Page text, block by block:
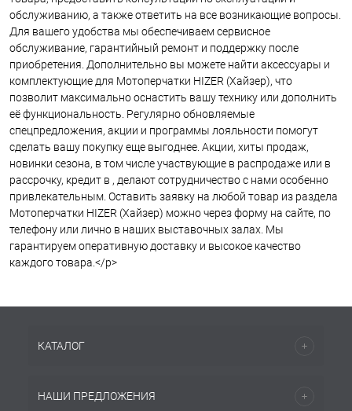
обслуживанию, а также ответить на все возникающие вопросы.
Для вашего удобства мы обеспечиваем сервисное
обслуживание, гарантийный ремонт и поддержку после
приобретения. Дополнительно вы можете найти аксессуары и
комплектующие для Мотоперчатки HIZER (Хайзер), что
позволит максимально оснастить вашу технику или дополнить
её функциональность. Регулярно обновляемые
спецпредложения, акции и программы лояльности помогут
сделать вашу покупку еще выгоднее. Акции, хиты продаж,
новинки сезона, в том числе участвующие в распродаже или в
рассрочку, кредит в , делают сотрудничество с нами особенно
привлекательным. Оставить заявку на любой товар из раздела
Мотоперчатки HIZER (Хайзер) можно через форму на сайте, по
телефону или лично в наших выставочных залах. Мы
гарантируем оперативную доставку и высокое качество
каждого товара.</p>
КАТАЛОГ
НАШИ ПРЕДЛОЖЕНИЯ